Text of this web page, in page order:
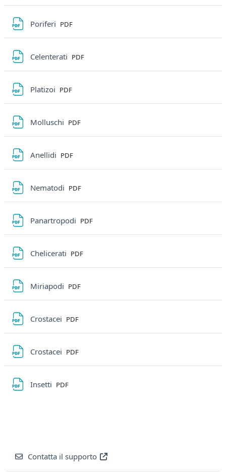
Poriferi File
PDF
Celenterati File
PDF
Platizoi File
PDF
Molluschi File
PDF
Anellidi File
PDF
Nematodi File
PDF
Panartropodi File
PDF
Chelicerati File
PDF
Miriapodi File
PDF
Crostacei File
PDF
Crostacei File
PDF
Insetti File
PDF
Contatta il supporto